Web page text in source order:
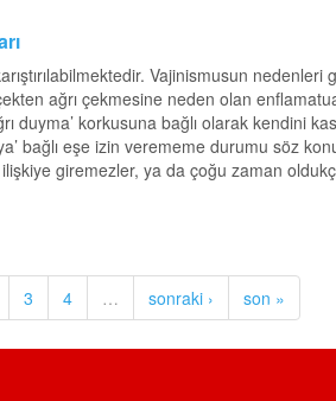
Vajinismusun
ağrı çekmesine neden olan
duyma’ korkusuna bağlı olarak kendini
bağlı eşe izin verememe durumu söz
giremezler, ya da çoğu zaman oldukça
3 4 … sonraki › son »